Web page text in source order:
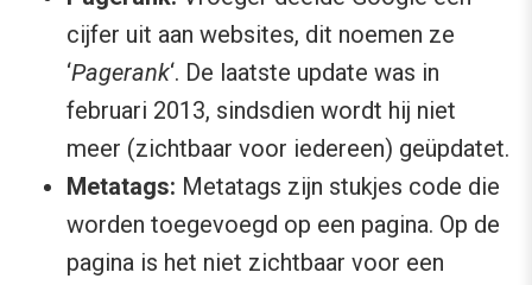
cijfer uit aan websites, dit noemen ze
‘Pagerank‘. De laatste update was in
februari 2013, sindsdien wordt hij niet
meer (zichtbaar voor iedereen) geüpdatet.
Metatags: Metatags zijn stukjes code die
worden toegevoegd op een pagina. Op de
pagina is het niet zichtbaar voor een